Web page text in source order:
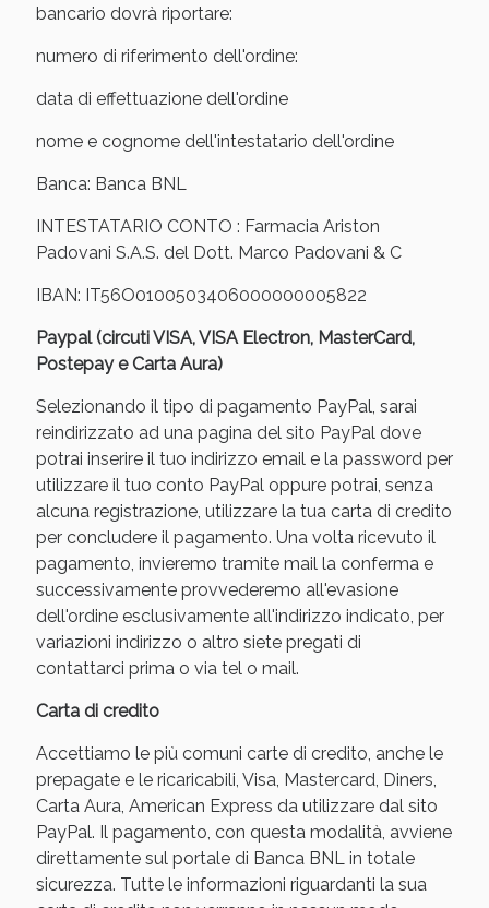
bancario dovrà riportare:
numero di riferimento dell'ordine:
data di effettuazione dell'ordine
nome e cognome dell'intestatario dell'ordine
Banca: Banca BNL
INTESTATARIO CONTO : Farmacia Ariston
Padovani S.A.S. del Dott. Marco Padovani & C
IBAN: IT56O0100503406000000005822
Paypal (circuti VISA, VISA Electron, MasterCard,
Postepay e Carta Aura)
Selezionando il tipo di pagamento PayPal, sarai
reindirizzato ad una pagina del sito PayPal dove
potrai inserire il tuo indirizzo email e la password per
utilizzare il tuo conto PayPal oppure potrai, senza
alcuna registrazione, utilizzare la tua carta di credito
per concludere il pagamento. Una volta ricevuto il
pagamento, invieremo tramite mail la conferma e
successivamente provvederemo all'evasione
dell'ordine esclusivamente all'indirizzo indicato, per
variazioni indirizzo o altro siete pregati di
contattarci prima o via tel o mail.
Carta di credito
Accettiamo le più comuni carte di credito, anche le
prepagate e le ricaricabili, Visa, Mastercard, Diners,
Carta Aura, American Express da utilizzare dal sito
PayPal. Il pagamento, con questa modalità, avviene
direttamente sul portale di Banca BNL in totale
sicurezza. Tutte le informazioni riguardanti la sua
Scopri le offerte di Oggi